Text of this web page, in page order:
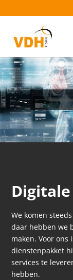
We komen
daar hebben we
maken. Voor ons
dienstenpakket
services te
hebben.